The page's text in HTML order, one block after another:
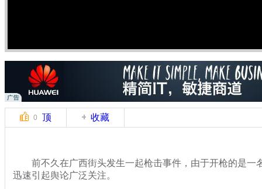
0 顶 收藏
前不久在广西街头发生一起枪击事件，由于开枪的是一
迅速引起舆论广泛关注。